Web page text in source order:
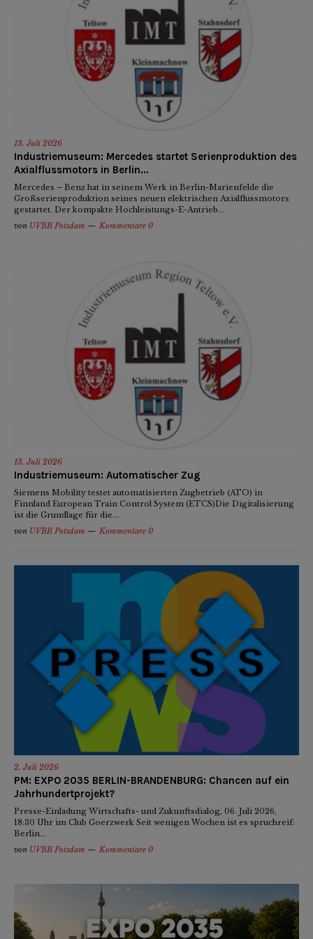
13. Juli 2026
Industriemuseum: Mercedes startet Serienproduktion des
Axialflussmotors in Berlin...
Mercedes – Benz hat in seinem Werk in Berlin-Marienfelde die
Großserienproduktion seines neuen elektrischen Axialflussmotors
gestartet. Der kompakte Hochleistungs-E-Antrieb...
von UVBB Potsdam Kommentare 0
13. Juli 2026
Industriemuseum: Automatischer Zug
Siemens Mobility testet automatisierten Zugbetrieb (ATO) in
Finnland European Train Control System (ETCS)Die Digitalisierung
ist die Grundlage für die...
von UVBB Potsdam Kommentare 0
2. Juli 2026
PM: EXPO 2035 BERLIN-BRANDENBURG: Chancen auf ein
Jahrhundertprojekt?
Presse-Einladung Wirtschafts- und Zukunftsdialog, 06. Juli 2026,
18:30 Uhr im Club Goerzwerk Seit wenigen Wochen ist es spruchreif:
Berlin...
von UVBB Potsdam Kommentare 0